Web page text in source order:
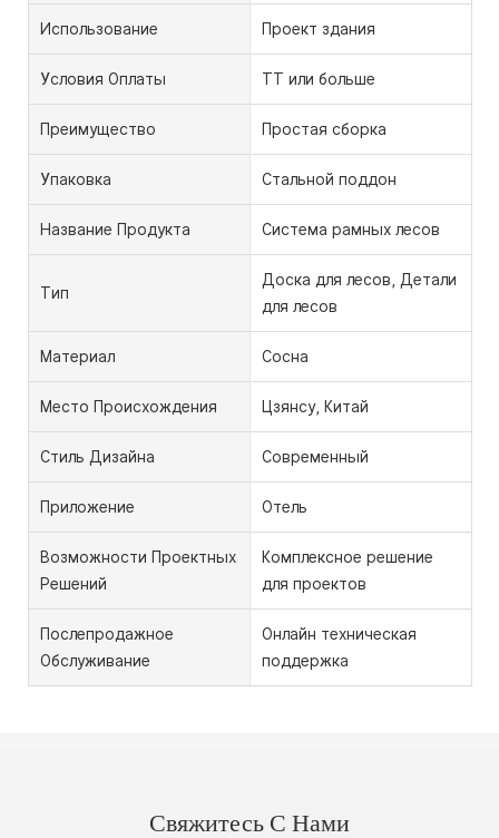
Использование Проект здания
Условия Оплаты ТТ или больше
Преимущество Простая сборка
Упаковка Стальной поддон
Название Продукта Система рамных лесов
Тип
Доска для лесов, Детали
для лесов
Материал Сосна
Место Происхождения Цзянсу, Китай
Стиль Дизайна Современный
Приложение Отель
Возможности Проектных
Решений
Комплексное решение
для проектов
Послепродажное
Обслуживание
Онлайн техническая
поддержка
Свяжитесь С Нами